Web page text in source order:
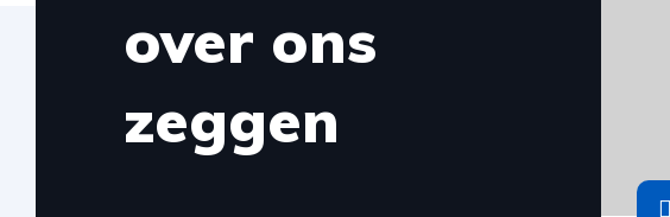
over ons
zeggen